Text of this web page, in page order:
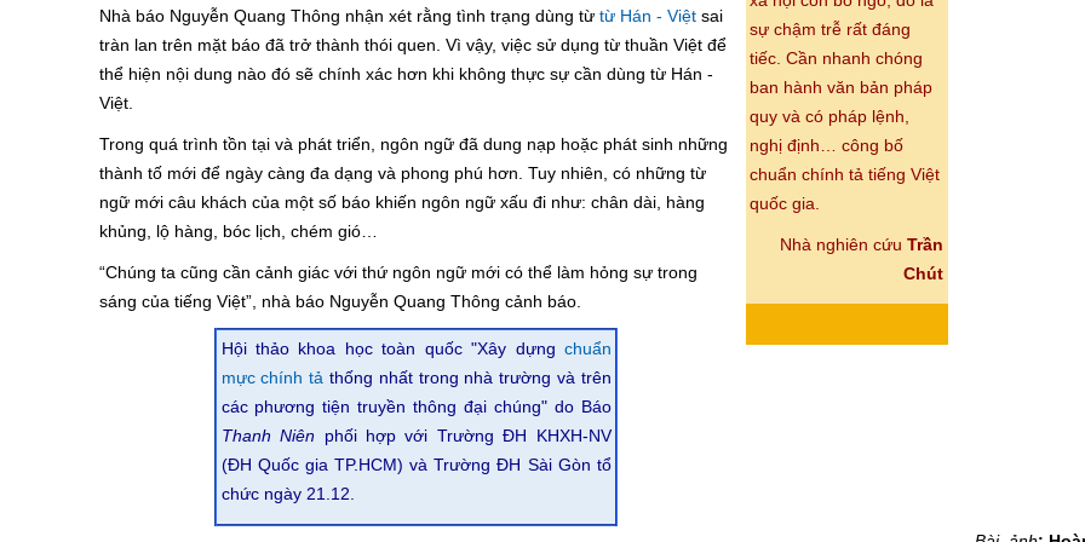
sự chậm trễ rất đáng
tiếc. Cần nhanh chóng
ban hành văn bản pháp
quy và có pháp lệnh,
nghị định… công bố
chuẩn chính tả tiếng Việt
quốc gia.
Nhà nghiên cứuTrần
Chút
Nhà báo Nguyễn Quang Thông nhận xét rằng tình trạng dùng từ từ Hán - Việt sai
tràn lan trên mặt báo đã trở thành thói quen. Vì vậy, việc sử dụng từ thuần Việt để
thể hiện nội dung nào đó sẽ chính xác hơn khi không thực sự cần dùng từ Hán -
Việt.
Trong quá trình tồn tại và phát triển, ngôn ngữ đã dung nạp hoặc phát sinh những
thành tố mới để ngày càng đa dạng và phong phú hơn. Tuy nhiên, có những từ
ngữ mới câu khách của một số báo khiến ngôn ngữ xấu đi như: chân dài, hàng
khủng, lộ hàng, bóc lịch, chém gió…
“Chúng ta cũng cần cảnh giác với thứ ngôn ngữ mới có thể làm hỏng sự trong
sáng của tiếng Việt”, nhà báo Nguyễn Quang Thông cảnh báo.
Hội thảo khoa học toàn quốc "Xây dựng chuẩn
mực chính tảthống nhất trong nhà trường và trên
các phương tiện truyền thông đại chúng" do Báo
Thanh Niên phối hợp với Trường ĐH KHXH-NV
(ĐH Quốc gia TP.HCM) và Trường ĐH Sài Gòn tổ
chức ngày 21.12.